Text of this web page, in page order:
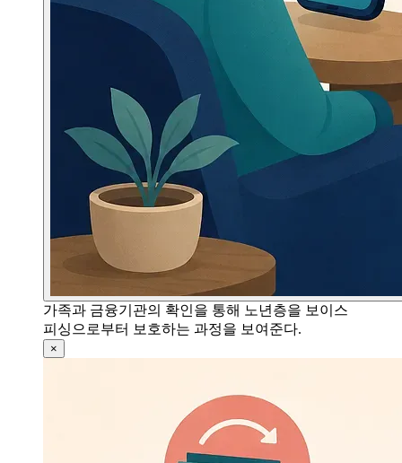
가족과 금융기관의 확인을 통해 노년층을 보이스
피싱으로부터 보호하는 과정을 보여준다.
×